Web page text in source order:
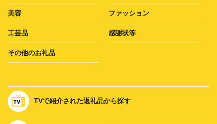
美容 ファッション
工芸品 感謝状等
その他のお礼品
TVで紹介された返礼品から探す